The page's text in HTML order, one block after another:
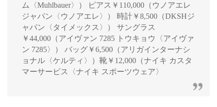
ム〈Muhlbauer〉） ピアス￥110,000（ウノアエレ
ジャパン〈ウノアエレ〉） 時計￥8,500（DKSHジ
ャパン〈タイメックス〉） サングラス
￥44,000（アイヴァン 7285 トウキョウ〈アイヴァ
ン 7285〉） バッグ￥6,500（アリガインターナシ
ョナル〈ケルティ〉）靴￥12,000（ナイキ カスタ
マーサービス〈ナイキ スポーツウェア〉